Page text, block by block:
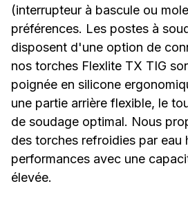
(interrupteur à bascule ou
préférences. Les postes à
disposent d'une option de
nos torches Flexlite TX TIG
poignée en silicone
une partie arrière flexible, le
de soudage optimal. Nous
des torches refroidies par eau
performances avec une
élevée.